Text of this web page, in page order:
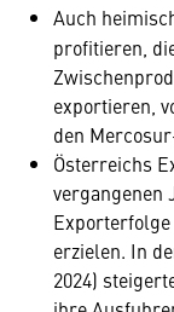
Auch
profitieren,
exportieren,
den
Österreichs
vergangenen
erzielen. In
2024)